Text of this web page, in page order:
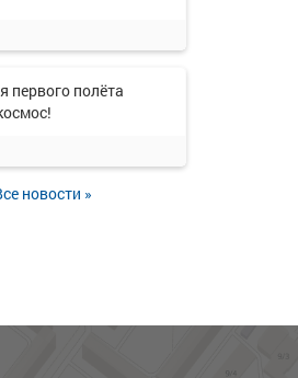
первого полёта
новости »